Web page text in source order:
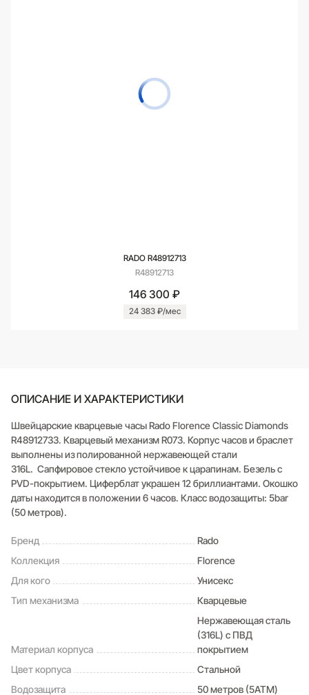
RADO R48912713
R48912713
146 300 ₽
24 383 ₽/мес
ОПИСАНИЕ И ХАРАКТЕРИСТИКИ
Швейцарские кварцевые часы Rado Florence Classic Diamonds
R48912733. Кварцевый механизм R073. Корпус часов и браслет
выполнены из полированной нержавеющей стали
316L. Сапфировое стекло устойчивое к царапинам. Безель с
PVD-покрытием. Циферблат украшен 12 бриллиантами. Окошко
даты находится в положении 6 часов. Класс водозащиты: 5bar
(50 метров).
Бренд
Rado
Коллекция
Florence
Для кого
Унисекс
Тип механизма
Кварцевые
Материал корпуса
Нержавеющая сталь
(316L) с ПВД
покрытием
Цвет корпуса
Стальной
Водозащита
50 метров (5ATM)